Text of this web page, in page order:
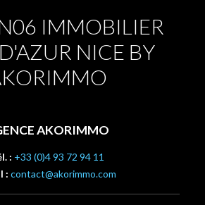
IMMOBILIER
NICE BY
AKORIMMO
: +33 (0)4 93 72 94 11
: contact@akorimmo.com